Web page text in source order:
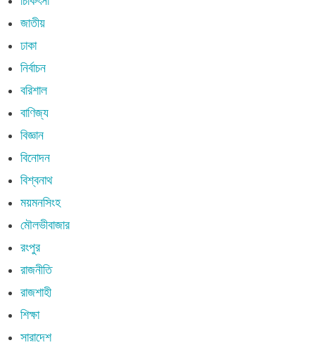
জাতীয়
ঢাকা
নির্বাচন
বরিশাল
বাণিজ্য
বিজ্ঞান
বিনোদন
বিশ্বনাথ
ময়মনসিংহ
মৌলভীবাজার
রংপুর
রাজনীতি
রাজশাহী
শিক্ষা
সারাদেশ